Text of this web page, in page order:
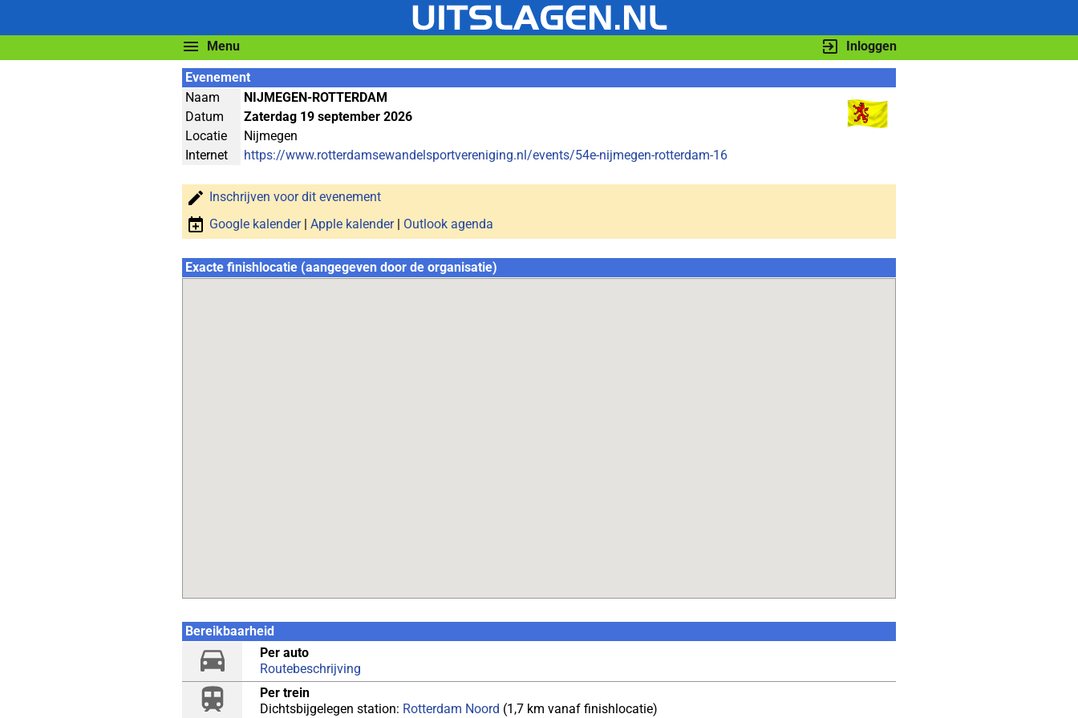
Menu Inloggen
Evenement
Naam
NIJMEGEN-ROTTERDAM
Datum
Zaterdag 19 september 2026
Locatie
Nijmegen
Internet
https://www.rotterdamsewandelsportvereniging.nl/events/54e-nijmegen-rotterdam-16
Inschrijven voor dit evenement
Google kalender| Apple kalender| Outlook agenda
Exacte finishlocatie (aangegeven door de organisatie)
Bereikbaarheid
Per auto
Routebeschrijving
Per trein
Dichtsbijgelegen station: Rotterdam Noord (1,7 km vanaf finishlocatie)